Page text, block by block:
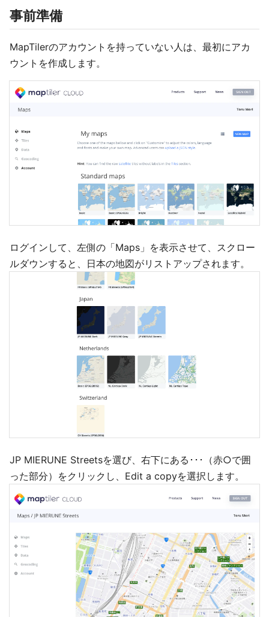
事前準備
MapTilerのアカウントを持っていない人は、最初にアカ
ウントを作成します。
ログインして、左側の「Maps」を表示させて、スクロー
ルダウンすると、日本の地図がリストアップされます。
JP MIERUNE Streetsを選び、右下にある･･･（赤○で囲
った部分）をクリックし、Edit a copyを選択します。